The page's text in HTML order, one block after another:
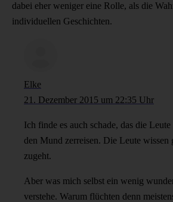
dabei eher weniger eine Rolle, als die
individuellen Geschichten.
Elke
21. Dezember 2015 um 22:35 Uhr
Ich finde es auch schade, das die
den Mund zerreisen. Die Leute wissen
zugeht.
Aber was mich selbst ein wenig
verstehe. Warum flüchten denn